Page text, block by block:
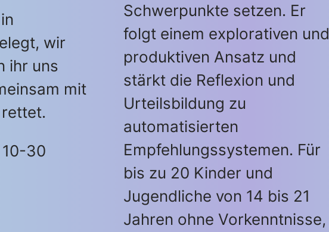
wir
ihr uns
mit
30
Schwerpunkte setzen. Er
folgt einem explorativen und
produktiven Ansatz und
stärkt die Reflexion und
Urteilsbildung zu
automatisierten
Empfehlungssystemen. Für
bis zu 20 Kinder und
Jugendliche von 14 bis 21
Jahren ohne Vorkenntnisse,